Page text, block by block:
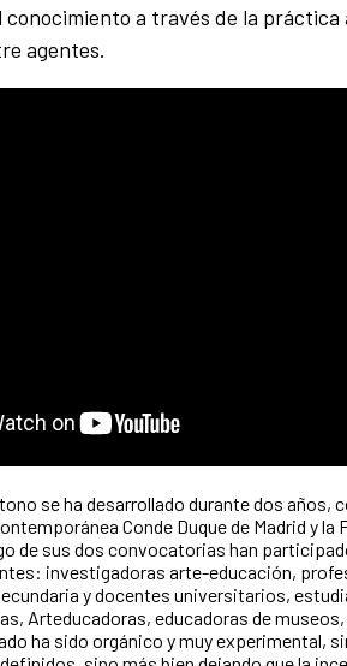
a través de la práctica
agentes.
se ha desarrollado durante dos años,
Conde Duque de Madrid y la
de sus dos convocatorias han
investigadoras arte-educación,
y docentes universitarios,
Arteducadoras, educadoras de
ha sido orgánico y muy experimental,